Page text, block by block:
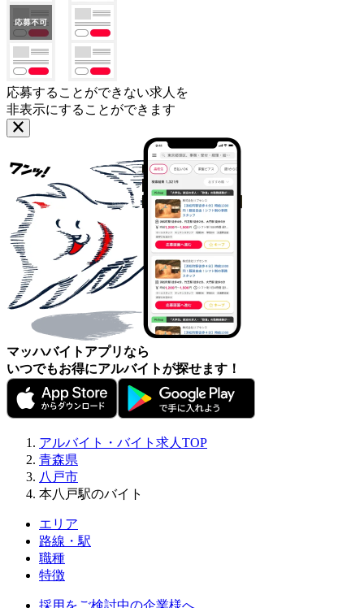
応募することができない求人を
非表示にすることができます
マッハバイトアプリなら
いつでもお得にアルバイトが探せます！
アルバイト・バイト求人TOP
青森県
八戸市
本八戸駅のバイト
エリア
路線・駅
職種
特徴
採用をご検討中の企業様へ